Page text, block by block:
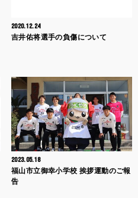
2020.12.24
吉井佑将選手の負傷について
2023.05.18
福山市立御幸小学校 挨拶運動のご報
告